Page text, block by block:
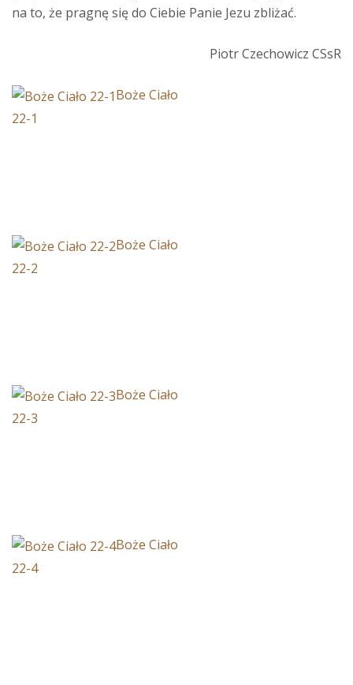
na to, że pragnę się do Ciebie Panie Jezu zbliżać.
Piotr Czechowicz CSsR
Boże Ciało
22-1
Boże Ciało
22-2
Boże Ciało
22-3
Boże Ciało
22-4